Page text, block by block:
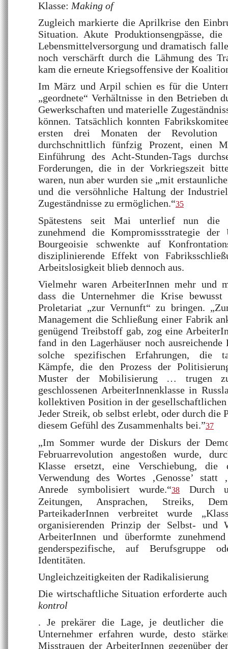
Klasse: Making of
Zugleich markierte die Aprilkrise den
Situation. Akute Produktionsengpässe,
Lebensmittelversorgung und dramatisch
noch verschärft durch die Lähmung des
kam die erneute Kriegsoffensive der
Im März und Arpil schien es für die
„geordnete“ Verhältnisse in den Betrieben
Gewerkschaften und materielle
können. Tatsächlich konnten
ersten drei Monaten der Revolution
durchschnittlich fünfzig Prozent, einen
Einführung des Acht-Stunden-Tags
Forderungen, die in der Vorkriegszeit
waren, nun aber wurden sie „mit
und die versöhnliche Haltung der
Zugeständnisse zu ermöglichen.“35
Spätestens seit Mai unterlief nun die
zunehmend die Kompromissstrategie der
Bourgeoisie schwenkte auf
disziplinierende Effekt von
Arbeitslosigkeit blieb dennoch aus.
Vielmehr waren ArbeiterInnen mehr und
dass die Unternehmer die Krise bewusst
Proletariat „zur Vernunft“ zu bringen.
Management die Schließung einer Fabrik
genügend Treibstoff gab, zog eine
fand in den Lagerhäuser noch ausreichende
solche spezifischen Erfahrungen, die
Kämpfe, die den Prozess der
Muster der Mobilisierung … trugen
geschlossenen ArbeiterInnenklasse in
kollektiven Position in der gesellschaftlichen
Jeder Streik, ob selbst erlebt, oder durch die
diesem Gefühl des Zusammenhalts bei.”37
„Im Sommer wurde der Diskurs der
Februarrevolution angestoßen wurde,
Klasse ersetzt, eine Verschiebung, die
Verwendung des Wortes ‚Genosse’ statt
Anrede symbolisiert wurde.“38 Durch
Zeitungen, Ansprachen, Streiks,
ParteikaderInnen verbreitet wurde
organisierenden Prinzip der Selbst- und
ArbeiterInnen und überformte
genderspezifische, auf Berufsgruppe
Identitäten.
Ungleichzeitigkeiten der Radikalisierung
Die wirtschaftliche Situation erforderte
kontrol
. Je prekärer die Lage, je deutlicher die
Unternehmer erfahren wurde, desto
Misstrauen der ArbeiterInnen gegenüber